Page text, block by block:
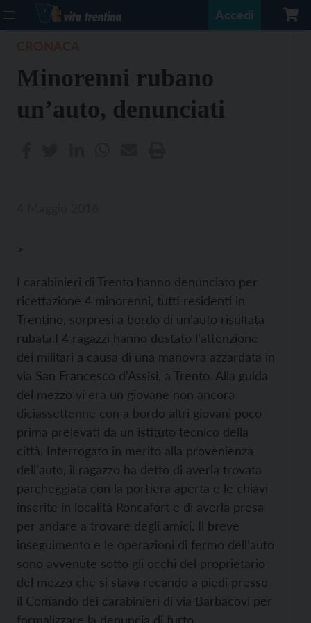
Accedi
Minorenni rubano
un’auto, denunciati
>
I carabinieri di Trento hanno denunciato per
ricettazione 4 minorenni, tutti residenti in
Trentino, sorpresi a bordo di un’auto risultata
rubata.I 4 ragazzi hanno destato l’attenzione
dei militari a causa di una manovra azzardata in
via San Francesco d’Assisi, a Trento. Alla guida
del mezzo vi era un giovane non ancora
diciassettenne con a bordo altri giovani poco
prima prelevati da un istituto tecnico della
città. Interrogato in merito alla provenienza
dell’auto, il ragazzo ha detto di averla trovata
parcheggiata con la portiera aperta e le chiavi
inserite in località Roncafort e di averla presa
per andare a trovare degli amici. Il breve
inseguimento e le operazioni di fermo dell’auto
sono avvenute sotto gli occhi del proprietario
del mezzo che si stava recando a piedi presso
il Comando dei carabinieri di via Barbacovi per
formalizzare la denuncia di furto.